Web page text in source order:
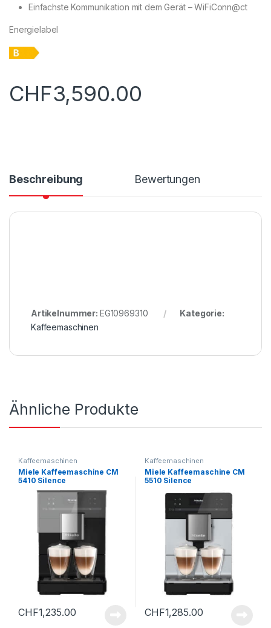
Einfachste Kommunikation mit dem Gerät – WiFiConn@ct
Energielabel
CHF3,590.00
Beschreibung Bewertungen
Artikelnummer: EG10969310
Kategorie:
Kaffeemaschinen
Ähnliche Produkte
Kaffeemaschinen
Miele Kaffeemaschine CM
5410 Silence
CHF1,235.00
Kaffeemaschinen
Miele Kaffeemaschine CM
5510 Silence
CHF1,285.00